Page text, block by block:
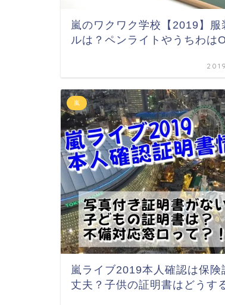
嵐のワクワク学校【2019】服
ルは？ペンライトやうちわは
嵐
嵐ライブ2019本人確認は保険
丈夫？子供の証明書はどうす